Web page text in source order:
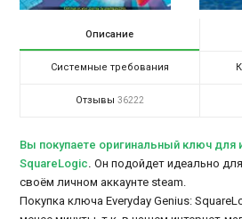
Описание
Системные требования
Отзывы 36222
Вы покупаете оригинальный ключ для
SquareLogic. Он подойдет идеально
своём личном аккаунте steam.
Покупка ключа Everyday Genius: